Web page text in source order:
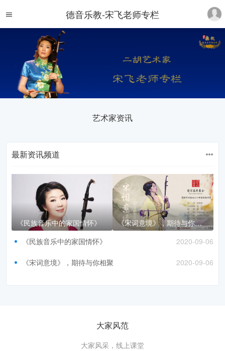
德音乐教-宋飞老师专栏
艺术家资讯
最新资讯频道
《民族音乐中的家国情怀》
《宋词意境》，期待与你相聚
《民族音乐中的家国情怀》
2020-09-06
《宋词意境》，期待与你相聚 2020-09-06
大家风范
大家风采，线上课堂